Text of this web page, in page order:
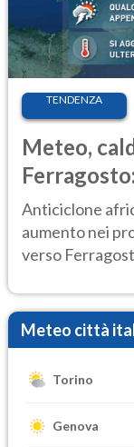
TENDENZA
Meteo,
ancora
Anticiclone
aumento nei
verso
Meteo città
Torino
Genova